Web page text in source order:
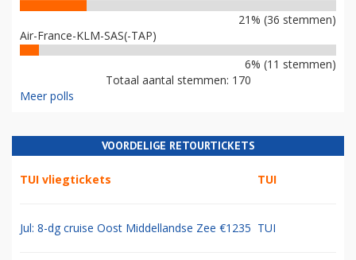
21% (36 stemmen)
Air-France-KLM-SAS(-TAP)
6% (11 stemmen)
Totaal aantal stemmen: 170
Meer polls
VOORDELIGE RETOURTICKETS
TUI vliegtickets TUI
Jul: 8-dg cruise Oost Middellandse Zee €1235 TUI